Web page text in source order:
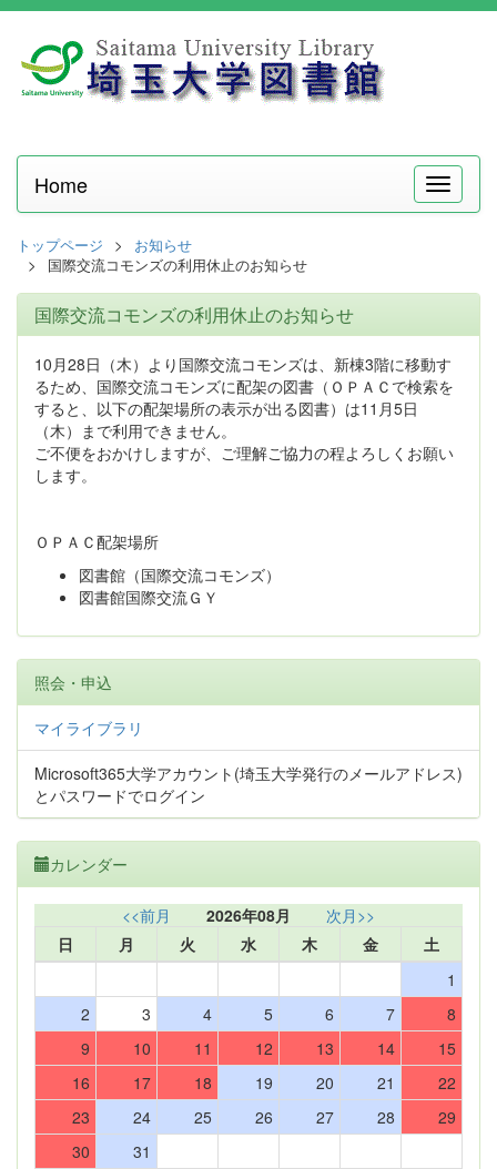
メ
ニ
Home
トップページ
お知らせ
国際交流コモンズの利用休止のお知らせ
国際交流コモンズの利用休止のお知らせ
10月28日（木）より国際交流コモンズは、新棟3階に移動す
るため、国際交流コモンズに配架の図書（ＯＰＡＣで検索を
すると、以下の配架場所の表示が出る図書）は11月5日
（木）まで利用できません。
ご不便をおかけしますが、ご理解ご協力の程よろしくお願い
します。
ＯＰＡＣ配架場所
図書館（国際交流コモンズ）
図書館国際交流ＧＹ
照会・申込
マイライブラリ
Microsoft365大学アカウント(埼玉大学発行のメールアドレス)
とパスワードでログイン
カレンダー
<<前月 2026年08月
次月>>
日
月 火 水 木 金
土
1
2
3 4 5 6 7
8
9
10 11 12 13 14
15
16
17 18 19 20 21
22
23
24 25 26 27 28
29
30
31